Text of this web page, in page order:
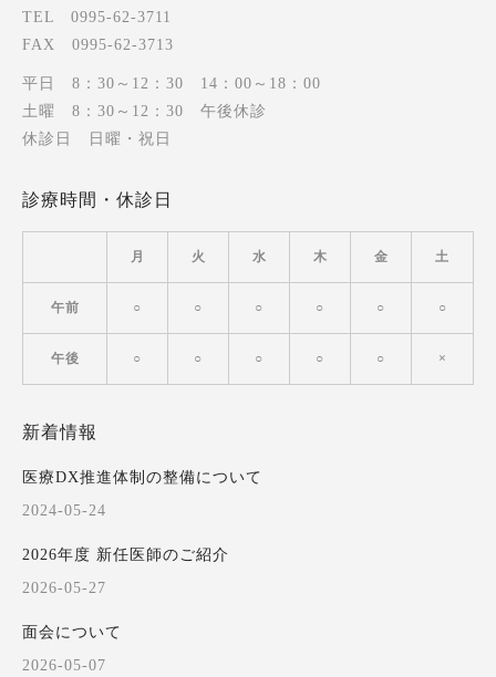
TEL 0995-62-3711
FAX 0995-62-3713
平日 8：30～12：30 14：00～18：00
土曜 8：30～12：30 午後休診
休診日 日曜・祝日
診療時間・休診日
月 火 水 木 金 土
午前 ○ ○ ○ ○ ○ ○
午後 ○ ○ ○ ○ ○ ×
新着情報
医療DX推進体制の整備について
2024-05-24
2026年度 新任医師のご紹介
2026-05-27
面会について
2026-05-07